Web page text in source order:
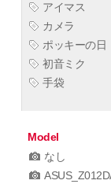
アイマス
カメラ
ポッキーの日
初音ミク
手袋
Model
なし